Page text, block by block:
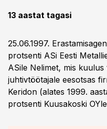
13 aastat tagasi
25.06.1997.
protsenti ASi Eesti
ASile Nelimet, mis
juhtivtöötajale eesotsas
Keridon (alates 1999.
protsenti Kuusakoski